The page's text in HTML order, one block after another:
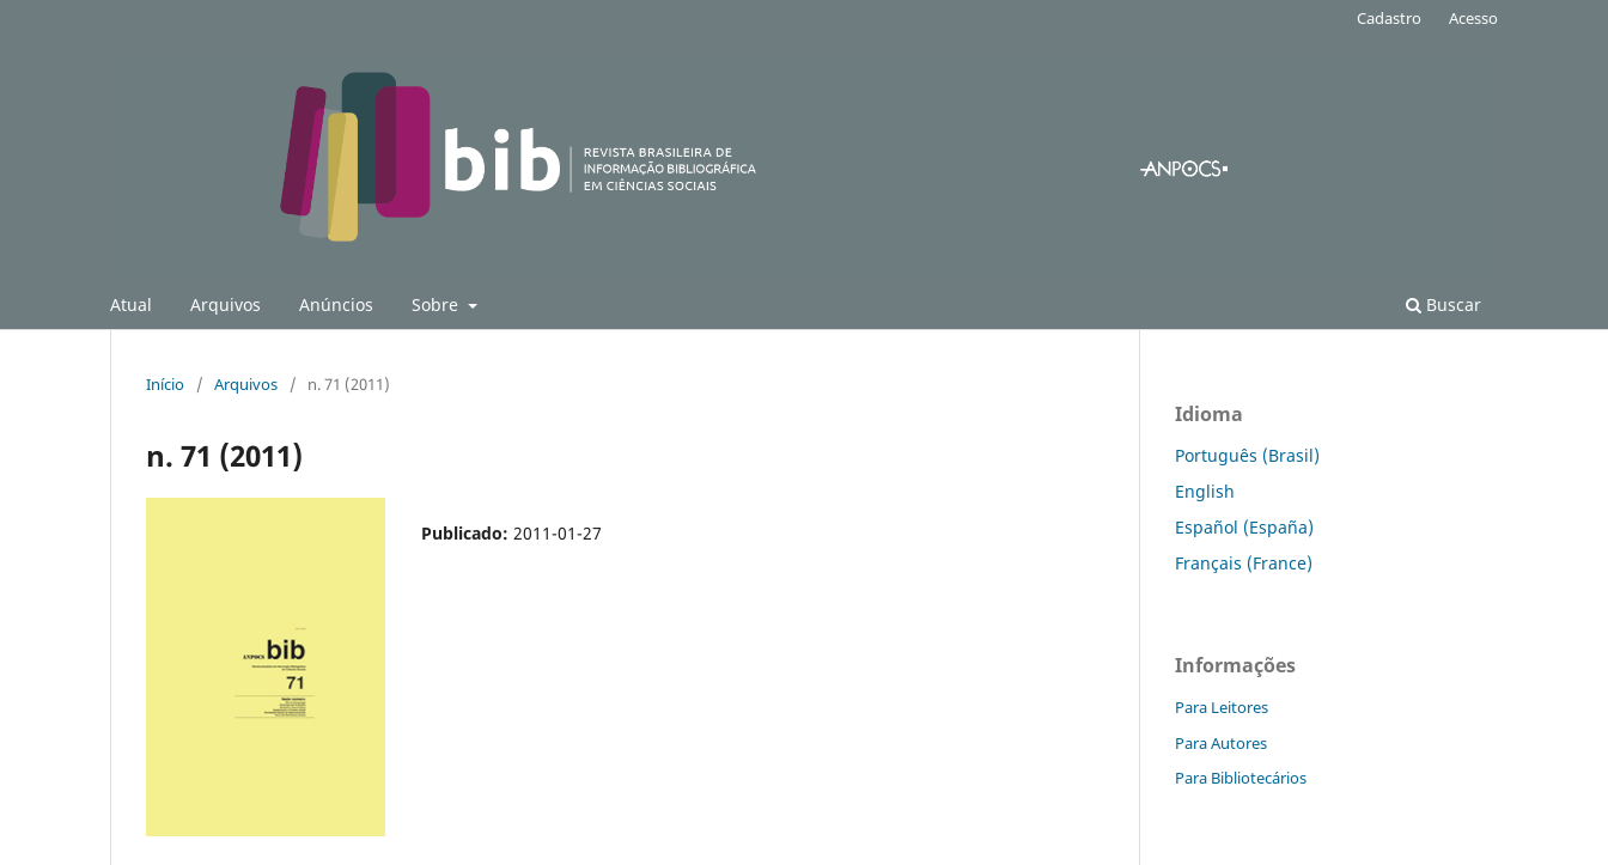
Atual Arquivos Anúncios Sobre Buscar
Cadastro Acesso
Início / Arquivos / n. 71 (2011)
n. 71 (2011)
Publicado: 2011-01-27
Idioma
Português (Brasil)
English
Español (España)
Français (France)
Informações
Para Leitores
Para Autores
Para Bibliotecários